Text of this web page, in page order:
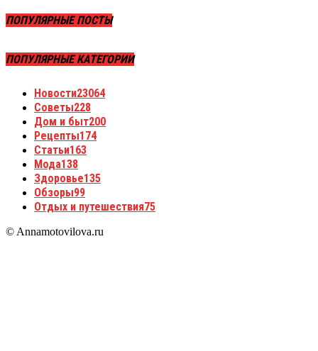
ПОПУЛЯРНЫЕ ПОСТЫ
ПОПУЛЯРНЫЕ КАТЕГОРИИ
Новости23064
Советы228
Дом и быт200
Рецепты174
Статьи163
Мода138
Здоровье135
Обзоры99
Отдых и путешествия75
© Annamotovilova.ru